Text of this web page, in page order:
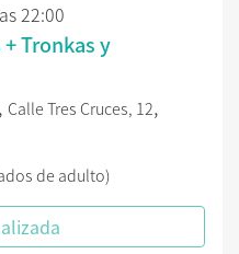
22:00
+ Tronkas y
, Calle Tres Cruces, 12,
de adulto)